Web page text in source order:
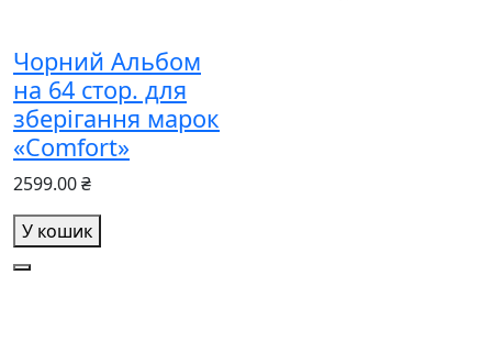
Чорний Альбом
на 64 стор. для
зберігання марок
«Comfort»
2599.00 ₴
У кошик